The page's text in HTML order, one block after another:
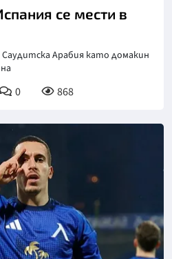
се мести в
Арабия като домакин
0 868